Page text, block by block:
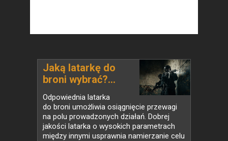
Jaką latarkę do
broni wybrać?...
Odpowiednia latarka
do broni umożliwia osiągnięcie przewagi
na polu prowadzonych działań. Dobrej
jakości latarka o wysokich parametrach
między innymi usprawnia namierzanie celu